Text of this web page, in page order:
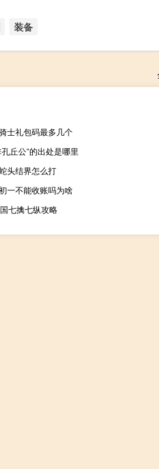
装备
士礼包码最多几个
孔丘公”的出处是哪里
头结界怎么打
一不能收账吗为啥
七擒七纵攻略